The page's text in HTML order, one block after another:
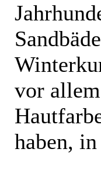
vor
haben,